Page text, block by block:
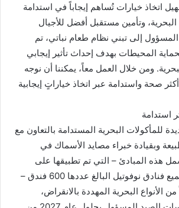
اتخاذ خيارات تُساهم إيجاباً في استدامة
البحرية، وتأمين مستقبل أفضل للأجيال
المسؤول إلى تبني نظام طعام نباتي، تم
المحيطات بهدف إحداث تأثير إيجابي
ومن خلال العمل معاً، يمكننا أن نوجه
صحة واستدامة عبر اتخاذ خياراتٍ إيجابية
استدامة
للمأكولات البحرية المستدامة بالتعاون مع
وبقيادة خبراء مصايد الأسماك في
هذه المبادئ – التي تم تطبيقها على
مستوىً عالمي في جميع فنادق نوفوتيل البالغ عددها 600 فندق –
350 نوعاً من الأنواع البحرية المهددة بالانقراض،